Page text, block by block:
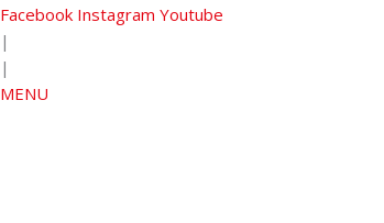
Facebook Instagram Youtube
|
|
MENU